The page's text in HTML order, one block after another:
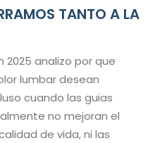
TANTO A LA
2025 analizo por que
lumbar desean
cuando las guias
no mejoran el
de vida, ni las